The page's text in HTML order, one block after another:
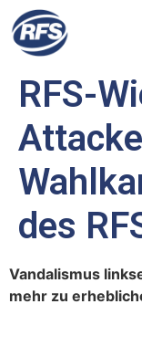
RFS-
des
Vandalismus
mehr zu